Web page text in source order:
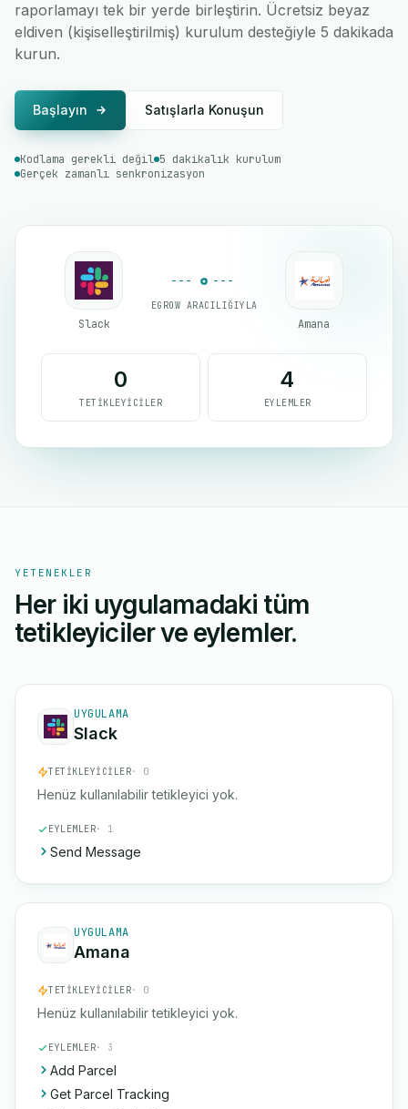
raporlamayı tek bir yerde birleştirin. Ücretsiz beyaz
eldiven (kişiselleştirilmiş) kurulum desteğiyle 5 dakikada
kurun.
Başlayın Satışlarla Konuşun
Kodlama gerekli değil 5 dakikalık kurulum
Gerçek zamanlı senkronizasyon
Slack
EGROW ARACILIĞIYLA
Amana
0
TETIKLEYICILER
4
EYLEMLER
YETENEKLER
Her iki uygulamadaki tüm
tetikleyiciler ve eylemler.
UYGULAMA
Slack
TETIKLEYICILER· 0
Henüz kullanılabilir tetikleyici yok.
EYLEMLER· 1
Send Message
UYGULAMA
Amana
TETIKLEYICILER· 0
Henüz kullanılabilir tetikleyici yok.
EYLEMLER· 3
Add Parcel
Get Parcel Tracking